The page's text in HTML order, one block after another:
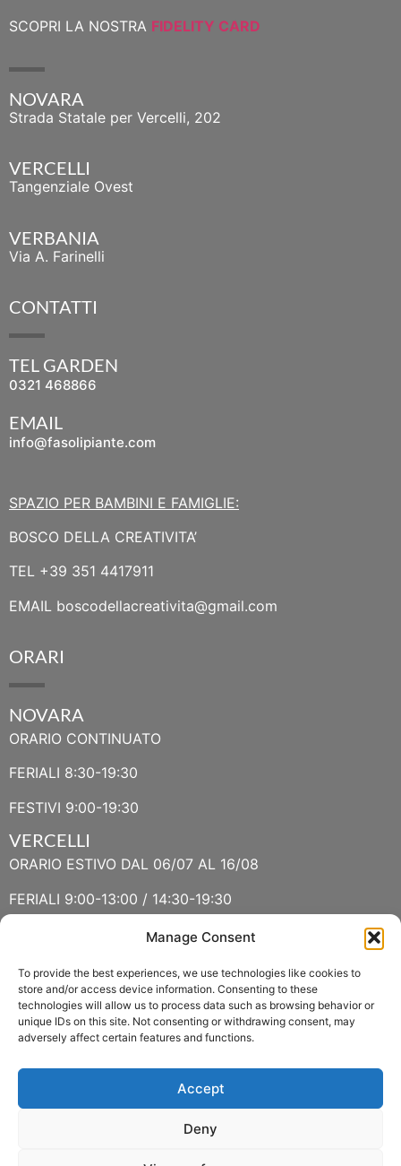
Manage Consent
To provide the best experiences, we use technologies like cookies to
store and/or access device information. Consenting to these
technologies will allow us to process data such as browsing behavior or
unique IDs on this site. Not consenting or withdrawing consent, may
adversely affect certain features and functions.
Accept
Deny
SCOPRI LA NOSTRA FIDELITY CARD
NOVARA
Strada Statale per Vercelli, 202
VERCELLI
Tangenziale Ovest
VERBANIA
Via A. Farinelli
CONTATTI
TEL GARDEN
0321 468866
EMAIL
info@fasolipiante.com
SPAZIO PER BAMBINI E FAMIGLIE:
BOSCO DELLA CREATIVITA’
TEL +39 351 4417911
EMAIL boscodellacreativita@gmail.com
ORARI
NOVARA
ORARIO CONTINUATO
FERIALI 8:30-19:30
FESTIVI 9:00-19:30
VERCELLI
ORARIO ESTIVO DAL 06/07 AL 16/08
FERIALI 9:00-13:00 / 14:30-19:30
FESTIVI 9:30-13:00 / 14:30-19:30
VERBANIA
ORARIO ESTIVO LUGLIO E AGOSTO
FERIALI 8:30-13:00 / 15:00-19:00
FESTIVI 8:30-12:30